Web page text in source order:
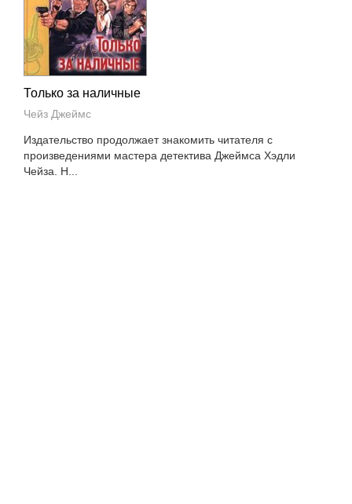
Только за наличные
Чейз Джеймс
Издательство продолжает знакомить читателя с
произведениями мастера детектива Джеймса Хэдли
Чейза. Н...